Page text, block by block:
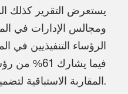
يستعرض التقرير كذلك
الرؤساء التنفيذيين في
فيما
المقاربة الاستباقية لتضمين إجراءات إدارة الأمن السيبراني في استراتيجيات الأعمال.